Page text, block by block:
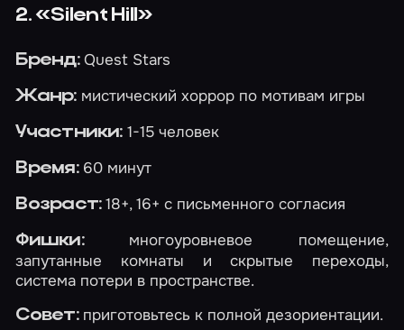
2. «Silent Hill»
Бренд:Quest Stars
Жанр:мистический хоррор по мотивам игры
Участники:1-15 человек
Время:60 минут
Возраст:18+, 16+ с письменного согласия
Фишки:многоуровневое помещение,
запутанные комнаты и скрытые переходы,
система потери в пространстве.
Совет:приготовьтесь к полной дезориентации.